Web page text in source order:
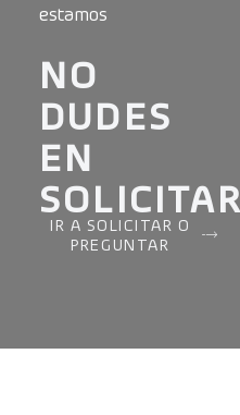
estamos
NO
DUDES
EN
SOLICITAR
IR A SOLICITAR O
PREGUNTAR